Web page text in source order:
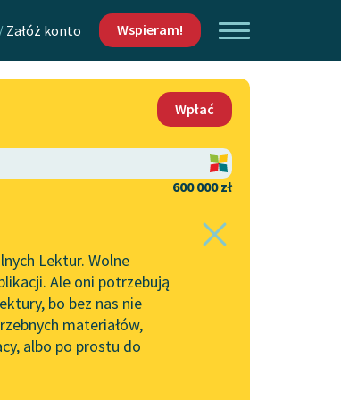
/ Załóż konto Wspieram!
Kontakt
O projekcie
Zasady wykorzystania
Wolnych Lektur
Logotypy
Materiały promocyjne
Wpłać
600 000 zł
Lektur. Wolne
Ale oni potrzebują
bo bez nas nie
materiałów,
albo po prostu do